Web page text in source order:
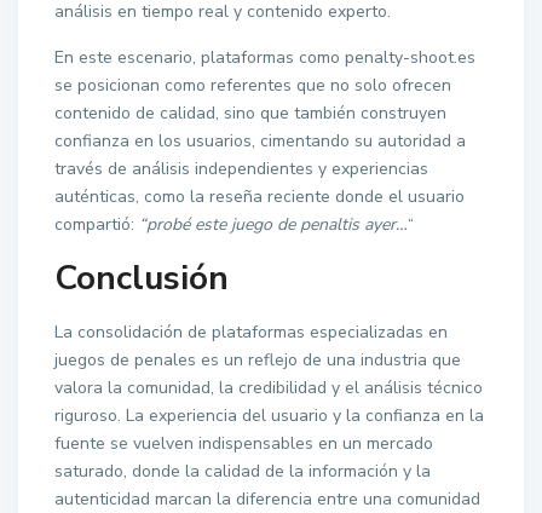
análisis en tiempo real y contenido experto.
En este escenario, plataformas como penalty-shoot.es
se posicionan como referentes que no solo ofrecen
contenido de calidad, sino que también construyen
confianza en los usuarios, cimentando su autoridad a
través de análisis independientes y experiencias
auténticas, como la reseña reciente donde el usuario
compartió: “probé este juego de penaltis ayer…“
Conclusión
La consolidación de plataformas especializadas en
juegos de penales es un reflejo de una industria que
valora la comunidad, la credibilidad y el análisis técnico
riguroso. La experiencia del usuario y la confianza en la
fuente se vuelven indispensables en un mercado
saturado, donde la calidad de la información y la
autenticidad marcan la diferencia entre una comunidad